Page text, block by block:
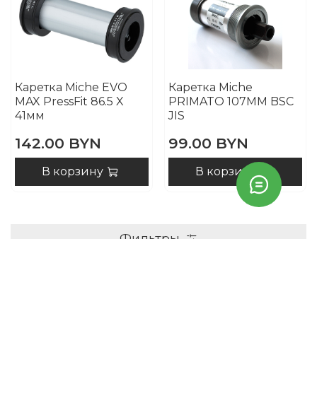
Каретка Miche EVO
MAX PressFit 86.5 X
41мм
142.00 BYN
В корзину
Каретка Miche
PRIMATO 107MM BSC
JIS
99.00 BYN
В корзину
Фильтры